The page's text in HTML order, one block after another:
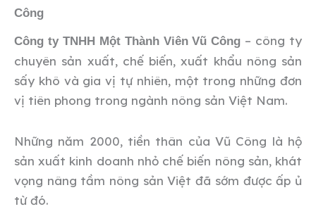
Công
Công ty TNHH Một Thành Viên Vũ Công – công ty
chuyên sản xuất, chế biến, xuất khẩu nông sản
sấy khô và gia vị tự nhiên, một trong những đơn
vị tiên phong trong ngành nông sản Việt Nam.
Những năm 2000, tiền thân của Vũ Công là hộ
sản xuất kinh doanh nhỏ chế biến nông sản, khát
vọng nâng tầm nông sản Việt đã sớm được ấp ủ
từ đó.